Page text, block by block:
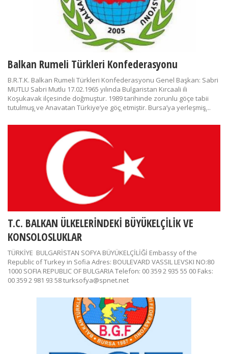
Balkan Rumeli Türkleri Konfederasyonu
B.R.T.K. Balkan Rumeli Türkleri Konfederasyonu Genel Başkan: Sabri
MUTLU Sabri Mutlu 17.02.1965 yılında Bulgaristan Kırcaali ili
Koşukavak ilçesinde doğmuştur. 1989 tarihinde zorunlu göçe tabii
tutulmuş̧ ve Anavatan Türkiye’ye göç̧ etmiştir. Bursa’ya yerleşmiş̧...
T.C. BALKAN ÜLKELERİNDEKİ BÜYÜKELÇİLİK VE
KONSOLOSLUKLAR
TÜRKİYE BULGARİSTAN SOFYA BÜYÜKELÇİLİĞİ Embassy of the
Republic of Turkey in Sofia Adres: BOULEVARD VASSIL LEVSKI NO:80
1000 SOFIA REPUBLIC OF BULGARIA Telefon: 00 359 2 935 55 00 Faks:
00 359 2 981 93 58 turksofya@spnet.net